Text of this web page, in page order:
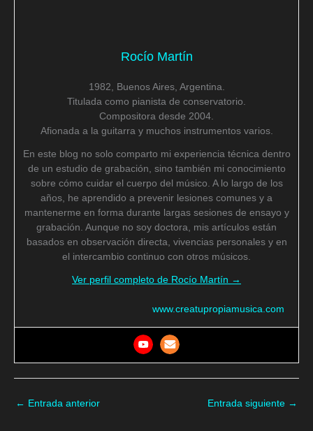
Rocío Martín
1982, Buenos Aires, Argentina.
Titulada como pianista de conservatorio.
Compositora desde 2004.
Afionada a la guitarra y muchos instrumentos varios.
En este blog no solo comparto mi experiencia técnica dentro
de un estudio de grabación, sino también mi conocimiento
sobre cómo cuidar el cuerpo del músico. A lo largo de los
años, he aprendido a prevenir lesiones comunes y a
mantenerme en forma durante largas sesiones de ensayo y
grabación. Aunque no soy doctora, mis artículos están
basados en observación directa, vivencias personales y en
el intercambio continuo con otros músicos.
Ver perfil completo de Rocío Martín →
www.creatupropiamusica.com
← Entrada anterior Entrada siguiente →